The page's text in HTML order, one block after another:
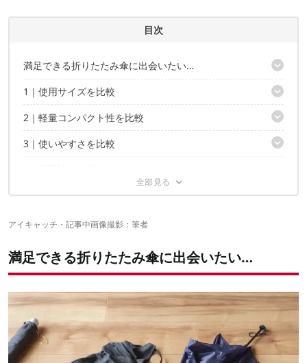
CAMPたかにぃのプロフィール
目次
満足できる折りたたみ傘に出会いたい…
アウトドア“ガチ勢”の軽量傘を比較してみた
1｜使用サイズを比較
一番雨を防げるのは？
2｜軽量コンパクト性を比較
収納しやすいのはどれ？
3｜使いやすさを比較
5｜撥水性を比較
6｜紫外線への効果を比較
3本のスペック比較は、こちら！
傘をより使いやすくするコツ
“本当に使える傘”を見つけよう！
✔こちらの記事もおすすめ
アイキャッチ・記事中画像撮影：筆者
満足できる折りたたみ傘に出会いたい…